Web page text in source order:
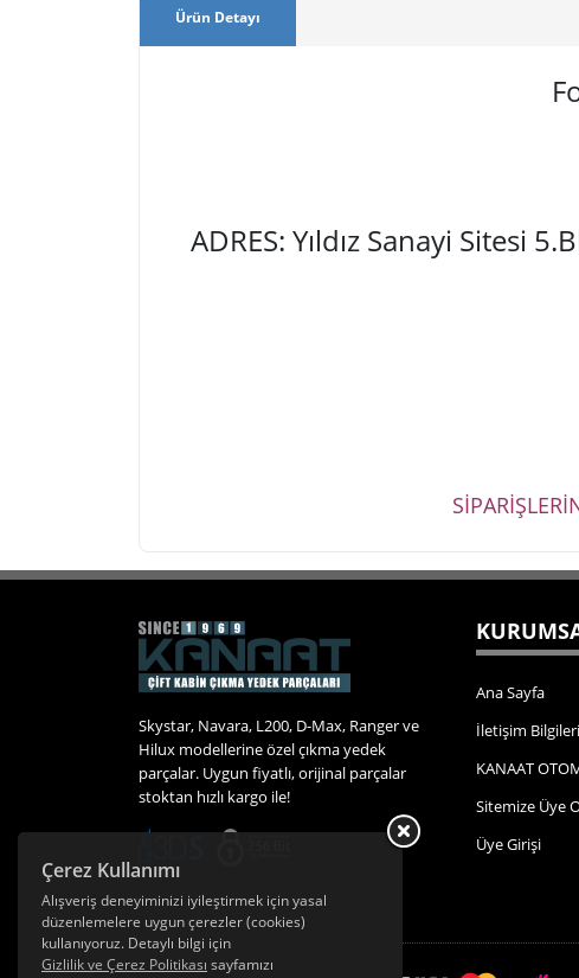
Ürün Detayı
ADRES: Yıldız Sanayi Sitesi
Skystar, Navara, L200, D-Max, Ranger ve
Hilux modellerine özel çıkma yedek
parçalar. Uygun fiyatlı, orijinal parçalar
stoktan hızlı kargo ile!
Ana Sayfa
İletişim
KANAAT
Sitemize Üye
Üye Girişi
Çerez Kullanımı
Alışveriş deneyiminizi iyileştirmek için yasal
düzenlemelere uygun çerezler (cookies)
kullanıyoruz. Detaylı bilgi için
Gizlilik ve Çerez Politikası sayfamızı